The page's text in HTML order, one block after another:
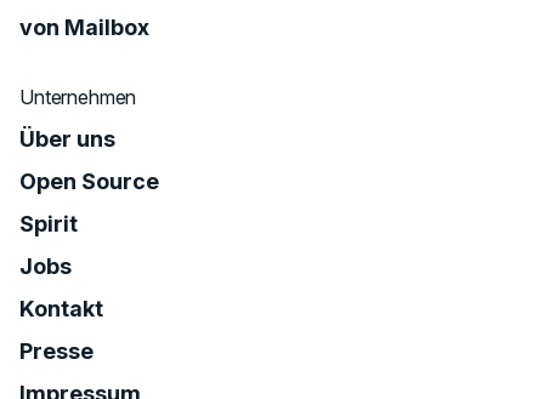
von Mailbox
Unternehmen
Über uns
Open Source
Spirit
Jobs
Kontakt
Presse
Impressum